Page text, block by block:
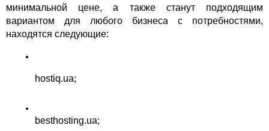
минимальной цене, а также станут подходящим
вариантом для любого бизнеса с потребностями,
находятся следующие:
hostiq.ua;
besthosting.ua;